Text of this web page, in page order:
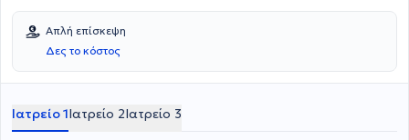
Απλή επίσκεψη
Δες το κόστος
Ιατρείο 1Ιατρείο 2Ιατρείο 3